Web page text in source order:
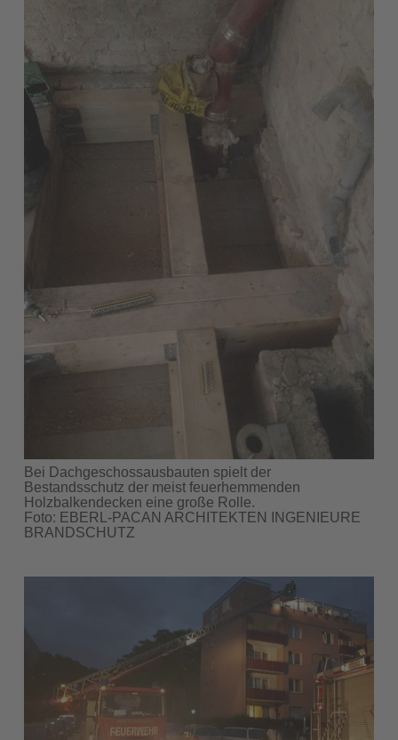
Bei Dachgeschossausbauten spielt der
Bestandsschutz der meist feuerhemmenden
Holzbalkendecken eine große Rolle.
Foto: EBERL-PACAN ARCHITEKTEN INGENIEURE
BRANDSCHUTZ